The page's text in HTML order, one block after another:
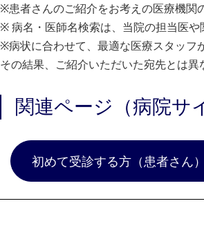
※患者さんのご紹介をお考えの医療機
※病名・医師名検索は、当院の担当医
※病状に合わせて、最適な医療スタッフ
その結果、ご紹介いただいた宛先とは
関連ページ（病院サ
初めて受診する方（患者さん